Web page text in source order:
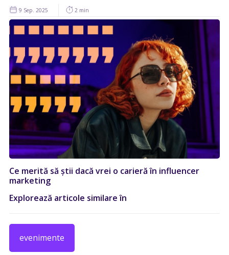
9 Sep. 2025 2 min
Ce merită să știi dacă vrei o carieră în influencer
marketing
Explorează articole similare în
evenimente